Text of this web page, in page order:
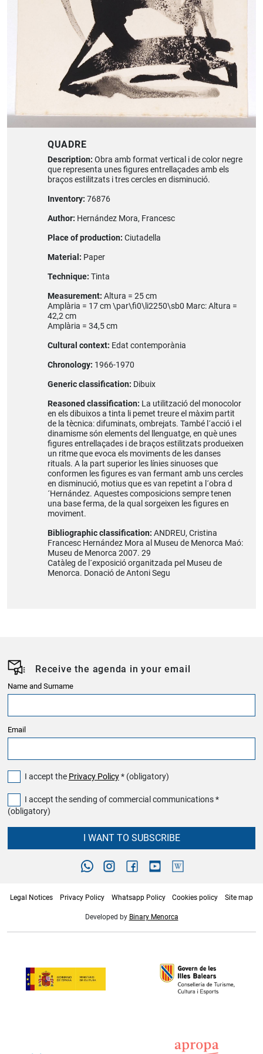
QUADRE
Description: Obra amb format vertical i de color negre
que representa unes figures entrellaçades amb els
braços estilitzats i tres cercles en disminució.
Inventory: 76876
Author: Hernández Mora, Francesc
Place of production: Ciutadella
Material: Paper
Technique: Tinta
Measurement: Altura = 25 cm
Amplària = 17 cm \par\fi0\li2250\sb0 Marc: Altura =
42,2 cm
Amplària = 34,5 cm
Cultural context: Edat contemporània
Chronology: 1966-1970
Generic classification: Dibuix
Reasoned classification: La utilització del monocolor
en els dibuixos a tinta li pemet treure el màxim partit
de la tècnica: difuminats, ombrejats. També l´acció i el
dinamisme són elements del llenguatge, en què unes
figures entrellaçades i de braços estilitzats produeixen
un ritme que evoca els moviments de les danses
rituals. A la part superior les línies sinuoses que
conformen les figures es van fermant amb uns cercles
en disminució, motius que es van repetint a l´obra d
´Hernández. Aquestes composicions sempre tenen
una base ferma, de la qual sorgeixen les figures en
moviment.
Bibliographic classification: ANDREU, Cristina
Francesc Hernández Mora al Museu de Menorca Maó:
Museu de Menorca 2007. 29
Catàleg de l´exposició organitzada pel Museu de
Menorca. Donació de Antoni Segu
Receive the agenda in your email
Name and Surname
Email
I accept the Privacy Policy* (obligatory)
I accept the sending of commercial communications *
(obligatory)
I WANT TO SUBSCRIBE
Legal Notices Privacy Policy Whatsapp Policy Cookies policy Site map
Developed by Binary Menorca